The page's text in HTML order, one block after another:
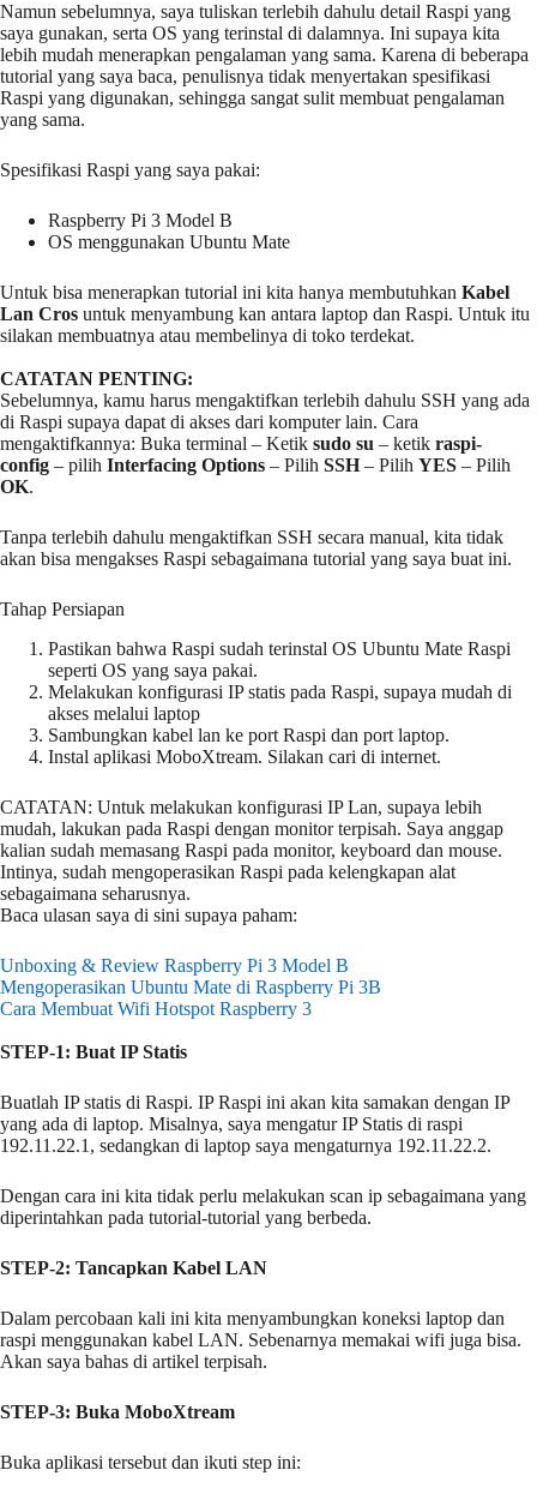
Namun sebelumnya, saya tuliskan terlebih dahulu detail Raspi yang
saya gunakan, serta OS yang terinstal di dalamnya. Ini supaya kita
lebih mudah menerapkan pengalaman yang sama. Karena di beberapa
tutorial yang saya baca, penulisnya tidak menyertakan spesifikasi
Raspi yang digunakan, sehingga sangat sulit membuat pengalaman
yang sama.
Spesifikasi Raspi yang saya pakai:
Raspberry Pi 3 Model B
OS menggunakan Ubuntu Mate
Untuk bisa menerapkan tutorial ini kita hanya membutuhkan Kabel
Lan Cros untuk menyambung kan antara laptop dan Raspi. Untuk itu
silakan membuatnya atau membelinya di toko terdekat.
CATATAN PENTING:
Sebelumnya, kamu harus mengaktifkan terlebih dahulu SSH yang ada
di Raspi supaya dapat di akses dari komputer lain. Cara
mengaktifkannya: Buka terminal – Ketik sudo su – ketik raspi-
config – pilih Interfacing Options – Pilih SSH– Pilih YES – Pilih
OK.
Tanpa terlebih dahulu mengaktifkan SSH secara manual, kita tidak
akan bisa mengakses Raspi sebagaimana tutorial yang saya buat ini.
Tahap Persiapan
Pastikan bahwa Raspi sudah terinstal OS Ubuntu Mate Raspi
seperti OS yang saya pakai.
Melakukan konfigurasi IP statis pada Raspi, supaya mudah di
akses melalui laptop
Sambungkan kabel lan ke port Raspi dan port laptop.
Instal aplikasi MoboXtream. Silakan cari di internet.
CATATAN: Untuk melakukan konfigurasi IP Lan, supaya lebih
mudah, lakukan pada Raspi dengan monitor terpisah. Saya anggap
kalian sudah memasang Raspi pada monitor, keyboard dan mouse.
Intinya, sudah mengoperasikan Raspi pada kelengkapan alat
sebagaimana seharusnya.
Baca ulasan saya di sini supaya paham:
Unboxing & Review Raspberry Pi 3 Model B
Mengoperasikan Ubuntu Mate di Raspberry Pi 3B
Cara Membuat Wifi Hotspot Raspberry 3
STEP-1: Buat IP Statis
Buatlah IP statis di Raspi. IP Raspi ini akan kita samakan dengan IP
yang ada di laptop. Misalnya, saya mengatur IP Statis di raspi
192.11.22.1, sedangkan di laptop saya mengaturnya 192.11.22.2.
Dengan cara ini kita tidak perlu melakukan scan ip sebagaimana yang
diperintahkan pada tutorial-tutorial yang berbeda.
STEP-2: Tancapkan Kabel LAN
Dalam percobaan kali ini kita menyambungkan koneksi laptop dan
raspi menggunakan kabel LAN. Sebenarnya memakai wifi juga bisa.
Akan saya bahas di artikel terpisah.
STEP-3: Buka MoboXtream
Buka aplikasi tersebut dan ikuti step ini: